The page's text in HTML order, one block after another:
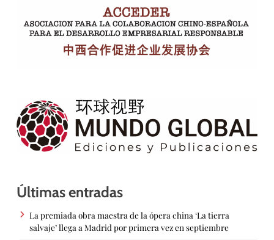
Últimas entradas
La premiada obra maestra de la ópera china ‘La tierra
salvaje’ llega a Madrid por primera vez en septiembre